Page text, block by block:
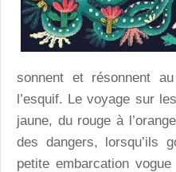
sonnent et résonnent
l’esquif. Le voyage sur
jaune, du rouge à
des dangers, lorsqu’ils
petite embarcation